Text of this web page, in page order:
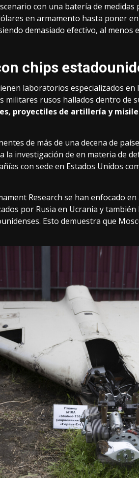
con una batería de
en armamento hasta poner
demasiado efectivo, al menos
chips
laboratorios especializados en
militares rusos hallados dentro de
proyectiles de artillería y
de más de una decena de
investigación de en materia de
con sede en Estados Unidos
Research se han enfocado
por Rusia en Ucrania ytambién
Esto demuestra que